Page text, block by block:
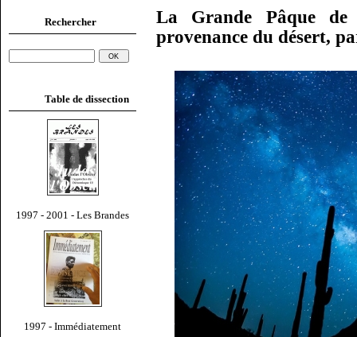
Rechercher
Table de dissection
1997 - 2001 - Les Brandes
1997 - Immédiatement
La Grande Pâque
provenance du désert,